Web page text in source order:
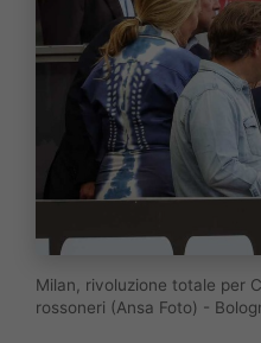
Milan, rivoluzione totale per
rossoneri (Ansa Foto) -